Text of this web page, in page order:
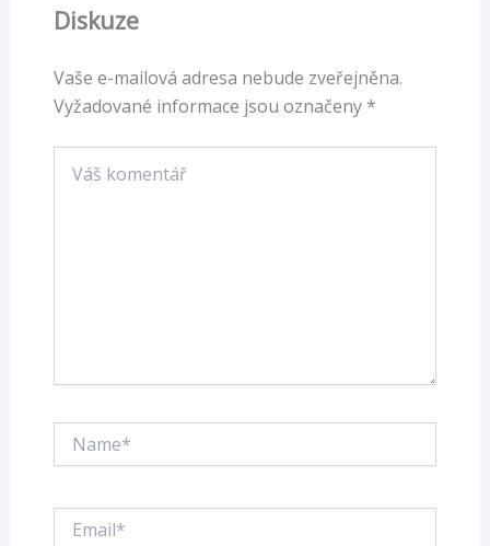
Diskuze
Vaše e-mailová adresa nebude zveřejněna.
Vyžadované informace jsou označeny *
komentář